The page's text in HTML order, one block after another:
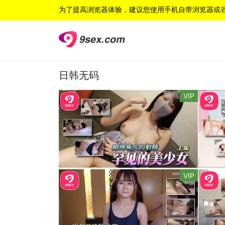
为了提高浏览器体验，建议您使用手机自带浏览器或
日韩无码
VIP
VIP